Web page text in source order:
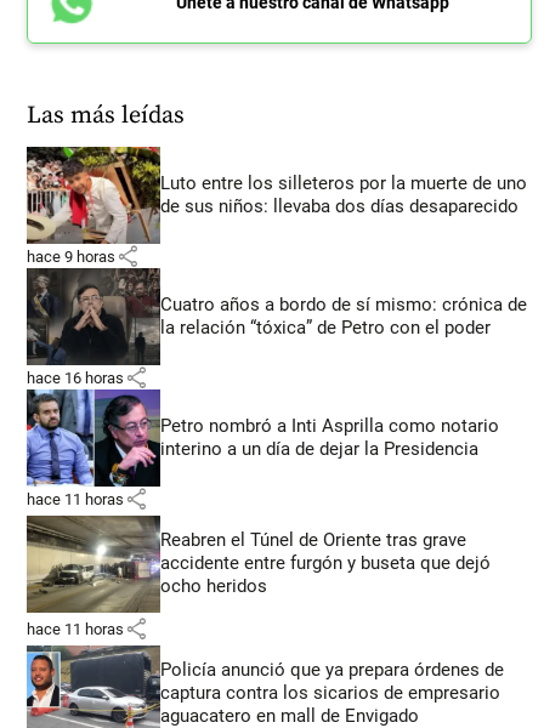
Las más leídas
Luto entre los silleteros por la muerte de uno
de sus niños: llevaba dos días desaparecido
hace 9 horas share
Cuatro años a bordo de sí mismo: crónica de
la relación “tóxica” de Petro con el poder
hace 16 horas share
Petro nombró a Inti Asprilla como notario
interino a un día de dejar la Presidencia
hace 11 horas share
Reabren el Túnel de Oriente tras grave
accidente entre furgón y buseta que dejó
ocho heridos
hace 11 horas share
Policía anunció que ya prepara órdenes de
captura contra los sicarios de empresario
aguacatero en mall de Envigado